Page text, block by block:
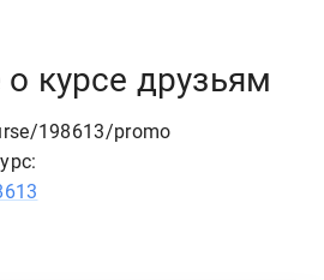
курсе друзьям
198613/promo